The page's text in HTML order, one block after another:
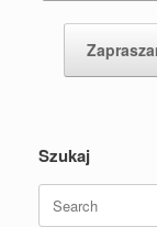
Szukaj
for: